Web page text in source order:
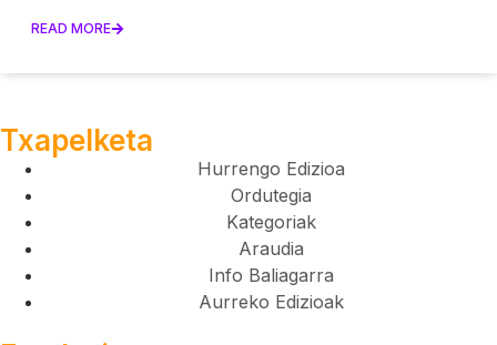
READ MORE
Txapelketa
Hurrengo Edizioa
Ordutegia
Kategoriak
Araudia
Info Baliagarra
Aurreko Edizioak